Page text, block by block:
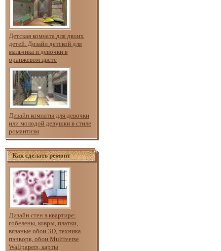
Детская комната для двоих
детей. Дизайн детской для
мальчика и девочки в
оранжевом цвете
Дизайн комнаты для девочки
или молодой девушки в стиле
романтизм
Как сделать ремонт
Дизайн стен в квартире:
гобелены, ковры, платки,
вязаные обои 3D, техника
пэчворк, обои Multiverse
Wallpapers, карты